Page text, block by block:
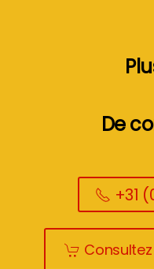
De
+31